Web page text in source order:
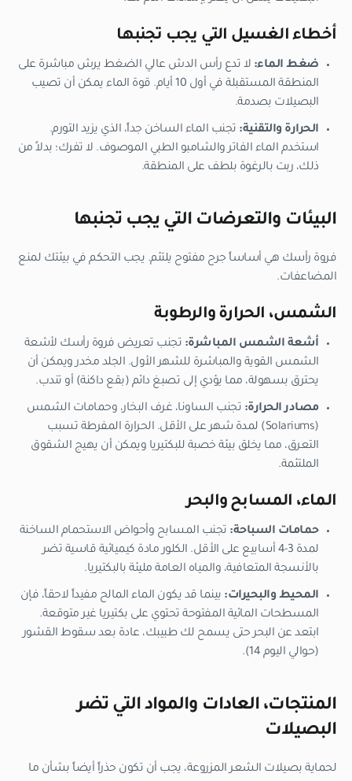
أخطاء الغسيل التي يجب تجنبها
ضغط الماء: لا تدع رأس الدش عالي الضغط يرش مباشرة على
المنطقة المستقبلة في أول 10 أيام. قوة الماء يمكن أن تصيب
البصيلات بصدمة.
الحرارة والتقنية: تجنب الماء الساخن جداً، الذي يزيد التورم.
استخدم الماء الفاتر والشامبو الطبي الموصوف. لا تفرك؛ بدلاً من
ذلك، ربت بالرغوة بلطف على المنطقة.
البيئات والتعرضات التي يجب تجنبها
فروة رأسك هي أساساً جرح مفتوح يلتئم. يجب التحكم في بيئتك لمنع
المضاعفات.
الشمس، الحرارة والرطوبة
أشعة الشمس المباشرة: تجنب تعريض فروة رأسك لأشعة
الشمس القوية والمباشرة للشهر الأول. الجلد مخدر ويمكن أن
يحترق بسهولة، مما يؤدي إلى تصبغ دائم (بقع داكنة) أو تندب.
مصادر الحرارة: تجنب الساونا، غرف البخار، وحمامات الشمس
(Solariums) لمدة شهر على الأقل. الحرارة المفرطة تسبب
التعرق، مما يخلق بيئة خصبة للبكتيريا ويمكن أن يهيج الشقوق
الملتئمة.
الماء، المسابح والبحر
حمامات السباحة: تجنب المسابح وأحواض الاستحمام الساخنة
لمدة 3-4 أسابيع على الأقل. الكلور مادة كيميائية قاسية تضر
بالأنسجة المتعافية، والمياه العامة مليئة بالبكتيريا.
المحيط والبحيرات: بينما قد يكون الماء المالح مفيداً لاحقاً، فإن
المسطحات المائية المفتوحة تحتوي على بكتيريا غير متوقعة.
ابتعد عن البحر حتى يسمح لك طبيبك، عادة بعد سقوط القشور
(حوالي اليوم 14).
المنتجات، العادات والمواد التي تضر
البصيلات
لحماية بصيلات الشعر المزروعة، يجب أن تكون حذراً أيضاً بشأن ما